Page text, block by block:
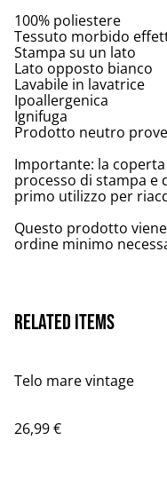
100% poliestere
Tessuto morbido
Stampa su un lato
Lato opposto bianco
Lavabile in lavatrice
Ipoallergenica
Ignifuga
Prodotto neutro
Importante: la
processo di stampa e
primo utilizzo per
Questo prodotto
ordine minimo
Related items
Telo mare vintage
26,99 €